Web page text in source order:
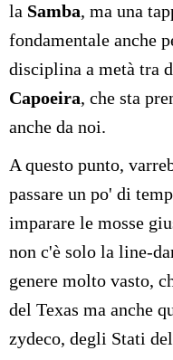
la Samba, ma una
fondamentale anche
disciplina a metà tra
Capoeira, che sta
anche da noi.
A questo punto,
passare un po' di
imparare le mosse
non c'è solo la line-
genere molto vasto,
del Texas ma anche
zydeco, degli Stati